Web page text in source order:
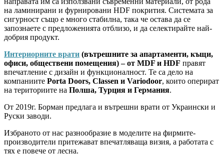
на ламинирани и фурнировани HDF покрития. Системата за
сигурност също е много стабилна, така че остава да се
запознаете с предложенията отблизо, и да селектирайте най-
добрия продукт.
Интериорните врати (вътрешните за апартаменти, къщи,
офиси, обществени помещения) – от MDF и HDF правят
впечатление с дизайн и функционалност. Те са дело на
компаниите Porta Doors, Classen и Variodoor, които оперират
на териториите на Полша, Турция и Германия.
От 2019г. Борман предлага и вътрешни врати от Украински и
Руски заводи.
Избраното от нас разнообразие в моделите на фирмите-
производители притежават впечатляваща визия, а работата с
тях е повече от лесна.